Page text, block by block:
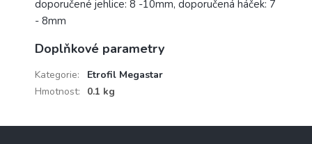
doporučené jehlice: 8 -10mm, doporučená háček: 7
- 8mm
Doplňkové parametry
Kategorie:
Etrofil Megastar
Hmotnost: 0.1 kg